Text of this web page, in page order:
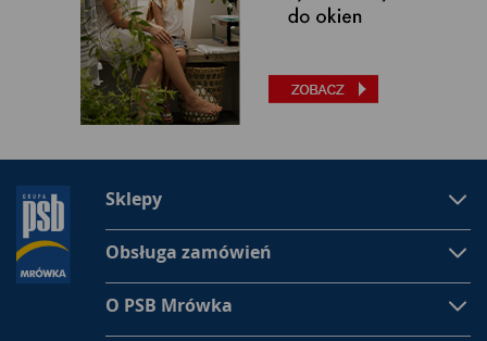
Sklepy
Obsługa zamówień
O PSB Mrówka